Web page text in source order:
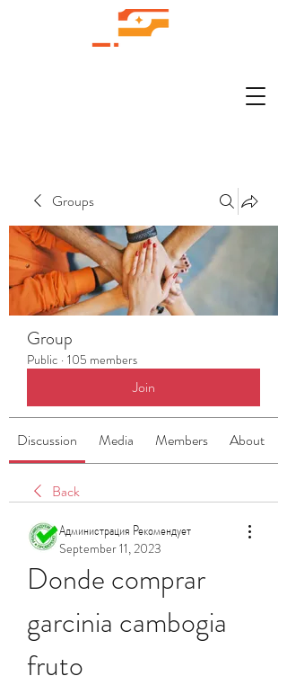
Groups
Group
Public · 105 members
Join
Discussion Media Members About
Back
Администрация Рекомендует
September 11, 2023
Donde comprar
garcinia cambogia
fruto